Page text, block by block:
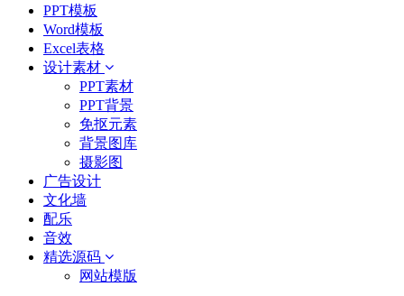
PPT模板
Word模板
Excel表格
设计素材
PPT素材
PPT背景
免抠元素
背景图库
摄影图
广告设计
文化墙
配乐
音效
精选源码
网站模版